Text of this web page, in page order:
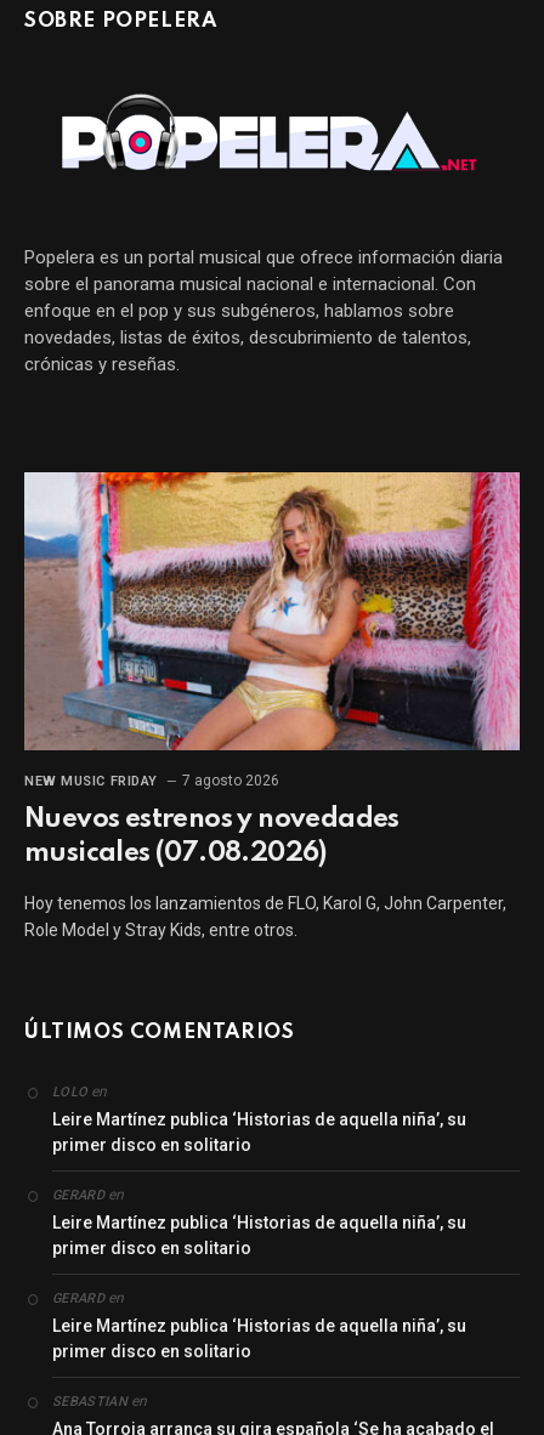
SOBRE POPELERA
Popelera es un portal musical que ofrece información diaria
sobre el panorama musical nacional e internacional. Con
enfoque en el pop y sus subgéneros, hablamos sobre
novedades, listas de éxitos, descubrimiento de talentos,
crónicas y reseñas.
NEW MUSIC FRIDAY 7 agosto 2026
Nuevos estrenos y novedades
musicales (07.08.2026)
Hoy tenemos los lanzamientos de FLO, Karol G, John Carpenter,
Role Model y Stray Kids, entre otros.
ÚLTIMOS COMENTARIOS
LOLO en
Leire Martínez publica ‘Historias de aquella niña’, su
primer disco en solitario
GERARDen
Leire Martínez publica ‘Historias de aquella niña’, su
primer disco en solitario
GERARDen
Leire Martínez publica ‘Historias de aquella niña’, su
primer disco en solitario
SEBASTIANen
Ana Torroja arranca su gira española ‘Se ha acabado el